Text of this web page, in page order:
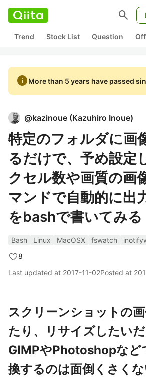
search
Trend Stock List Question
infoMore than 5 years have passed
@kazinoue (Kazuhiro Inoue)
特定のフォルダに画
るだけで、予め設定
クセル数や画質の画
マンドで自動的に出
をbashで書いてみる
Bash Linux MacOSX fswatch
8
Last updated at 2017-11-02Posted at
スクリーンショットの
たり、リサイズしたいだ
GIMPやPhotoshopなど
換するのは面倒くさく